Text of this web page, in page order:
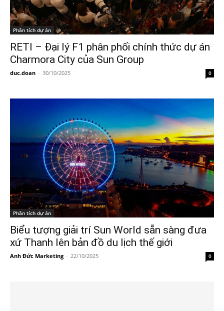
Phân tích dự án
RETI – Đại lý F1 phân phối chính thức dự án
Charmora City của Sun Group
duc.doan - 30/10/2025 0
Phân tích dự án
Biểu tượng giải trí Sun World sẵn sàng đưa
xứ Thanh lên bản đồ du lịch thế giới
Anh Đức Marketing - 22/10/2025 0